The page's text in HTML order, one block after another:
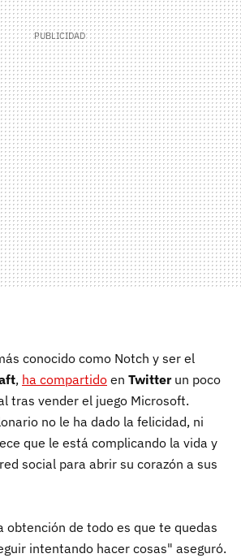
conocido como Notch y ser el
, ha compartido en Twitterun poco
tras vender el juego Microsoft.
no le ha dado la felicidad, ni
que le está complicando la vida y
social para abrir su corazón a sus
obtención de todo es que te quedas
intentando hacer cosas" aseguró.